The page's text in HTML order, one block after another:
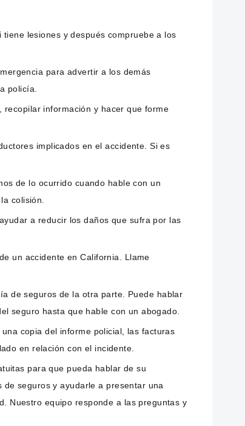
lesiones y después compruebe a los
para advertir a los demás
policía.
información y hacer que forme
implicados en el accidente. Si es
de lo ocurrido cuando hable con un
colisión.
a reducir los daños que sufra por las
un accidente en California. Llame
de seguros de la otra parte. Puede hablar
seguro hasta que hable con un abogado.
copia del informe policial, las facturas
en relación con el incidente.
para que pueda hablar de su
seguros y ayudarle a presentar una
Nuestro equipo responde a las preguntas y